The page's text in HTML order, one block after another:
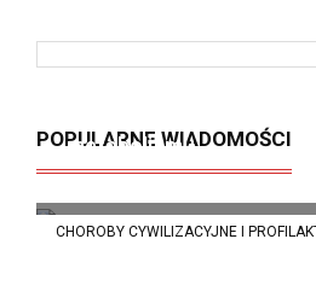
POPULARNE WIADOMOŚCI
CHOROBY CYWILIZACYJNE I
metabolizmu